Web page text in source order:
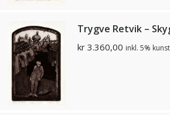
Trygve Retvik –
kr 3.360,00 inkl. 5%